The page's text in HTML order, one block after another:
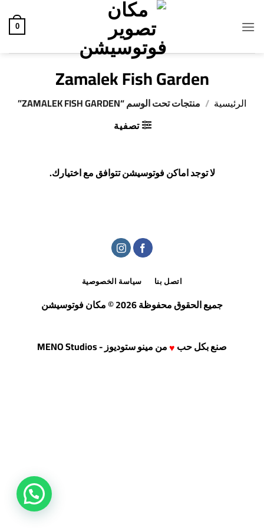
للمحتوى
0
Zamalek Fish Garden
الرئيسية / منتجات تحت الوسم “ZAMALEK FISH GARDEN”
تصفية
لا توجد اماكن فوتوسيشن تتوافق مع اختيارك.
اتصل بنا سياسة الخصوصية
جميع الحقوق محفوظة 2026 © مكان فوتوسيشن
صنع بكل حب♥منمينو ستوديوز - MENO Studios